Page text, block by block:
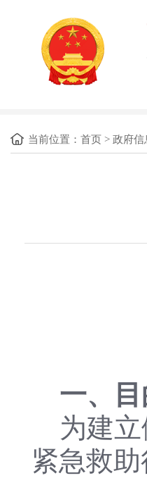
当前位置： 首页 > 政府信
一、目
为建立
紧急救